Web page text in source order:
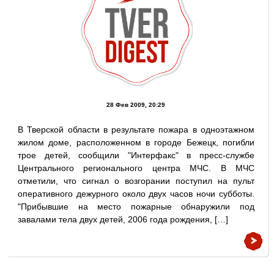
28 Фев 2009, 20:29
В Тверской области в результате пожара в одноэтажном
жилом доме, расположенном в городе Бежецк, погибли
трое детей, сообщили "Интерфакс" в пресс-службе
Центрального регионального центра МЧС. В МЧС
отметили, что сигнал о возгорании поступил на пульт
оперативного дежурного около двух часов ночи субботы.
"Прибывшие на место пожарные обнаружили под
завалами тела двух детей, 2006 года рождения, […]